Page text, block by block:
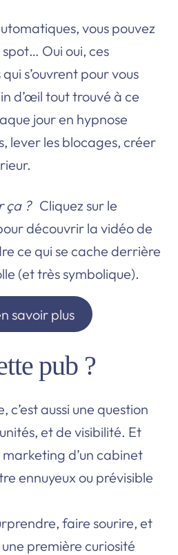
vous pouvez
Oui oui, ces
s’ouvrent pour vous
d’œil tout trouvé à ce
jour en hypnose
lever les blocages, créer
ça ?Cliquez sur le
découvrir la vidéo de
ce qui se cache derrière
(et très symbolique).
savoir plus
pub ?
c’est aussi une question
et de visibilité. Et
d’un cabinet
ennuyeux ou prévisible
faire sourire, et
première curiosité